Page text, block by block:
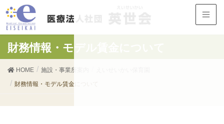
財務情報・モデル賃金について
HOME 施設・事業所案内
財務情報・モデル賃金について